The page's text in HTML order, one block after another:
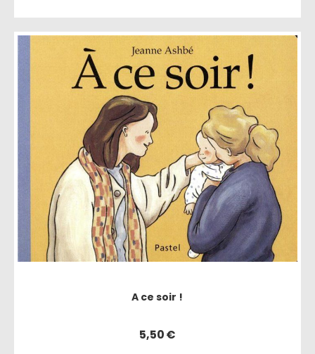
A ce soir !
5,50€